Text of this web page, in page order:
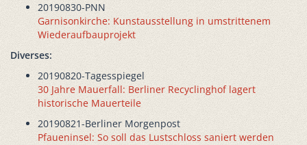
20190830-PNN
Garnisonkirche: Kunstausstellung in umstrittenem
Wiederaufbauprojekt
Diverses:
20190820-Tagesspiegel
30 Jahre Mauerfall: Berliner Recyclinghof lagert
historische Mauerteile
20190821-Berliner Morgenpost
Pfaueninsel: So soll das Lustschloss saniert werden